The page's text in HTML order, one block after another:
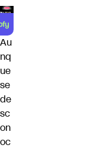
Au
nq
ue
se
de
sc
on
oc